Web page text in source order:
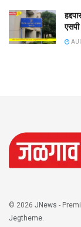
एसपी
© 2026 JNews -
Jegtheme